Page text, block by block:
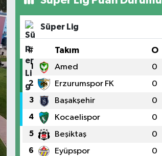
Süper Lig
# Takım O
1 Amed 0
2 Erzurumspor FK 0
3 Başakşehir 0
4 Kocaelispor 0
5 Beşiktaş 0
6 Eyüpspor 0